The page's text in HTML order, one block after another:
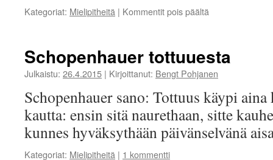
Kategoriat: Mielipitheitä | Kommentit pois päältä
Schopenhauer tottuuesta
Julkaistu: 26.4.2015 | Kirjoittanut: Bengt Pohjanen
Schopenhauer sano: Tottuus käypi
kautta: ensin sitä naurethaan, sitte
kunnes hyväksythään päivänselvänä
Kategoriat: Mielipitheitä | 1 kommentti